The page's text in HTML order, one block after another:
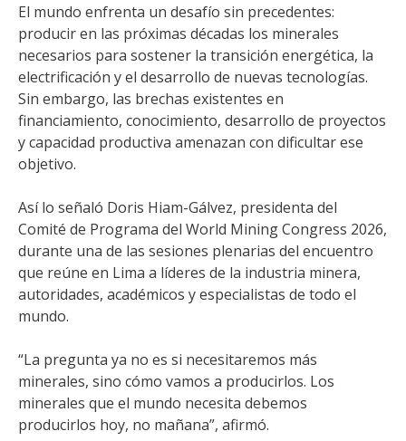
El mundo enfrenta un desafío sin precedentes:
producir en las próximas décadas los minerales
necesarios para sostener la transición energética, la
electrificación y el desarrollo de nuevas tecnologías.
Sin embargo, las brechas existentes en
financiamiento, conocimiento, desarrollo de proyectos
y capacidad productiva amenazan con dificultar ese
objetivo.
Así lo señaló Doris Hiam-Gálvez, presidenta del
Comité de Programa del World Mining Congress 2026,
durante una de las sesiones plenarias del encuentro
que reúne en Lima a líderes de la industria minera,
autoridades, académicos y especialistas de todo el
mundo.
“La pregunta ya no es si necesitaremos más
minerales, sino cómo vamos a producirlos. Los
minerales que el mundo necesita debemos
producirlos hoy, no mañana”, afirmó.